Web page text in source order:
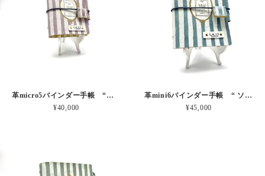
革micro5バインダー手帳 “ブルーベリー・レモンシェイク 昼下がりのお茶会” 本革
¥40,000
革mini6バインダー手帳 “ ソーダ・セサミシェイク 昼下がりのお茶会” 本革
¥45,000